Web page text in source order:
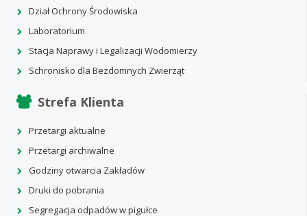
Dział Ochrony Środowiska
Laboratorium
Stacja Naprawy i Legalizacji Wodomierzy
Schronisko dla Bezdomnych Zwierząt
Strefa Klienta
Przetargi aktualne
Przetargi archiwalne
Godziny otwarcia Zakładów
Druki do pobrania
Segregacja odpadów w pigułce